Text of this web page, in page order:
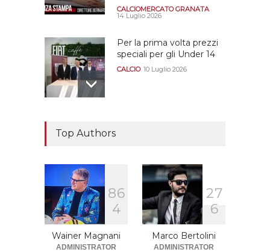
CALCIOMERCATO GRANATA
14 Luglio 2026
Per la prima volta prezzi
speciali per gli Under 14
CALCIO 10 Luglio 2026
Sono solo sette le
squadre che sono state
promosse la stagione
successiva alla
retrocessione
Top Authors
86
4
Wainer Magnani
ADMINISTRATOR
27
6
Marco Bertolini
ADMINISTRATOR